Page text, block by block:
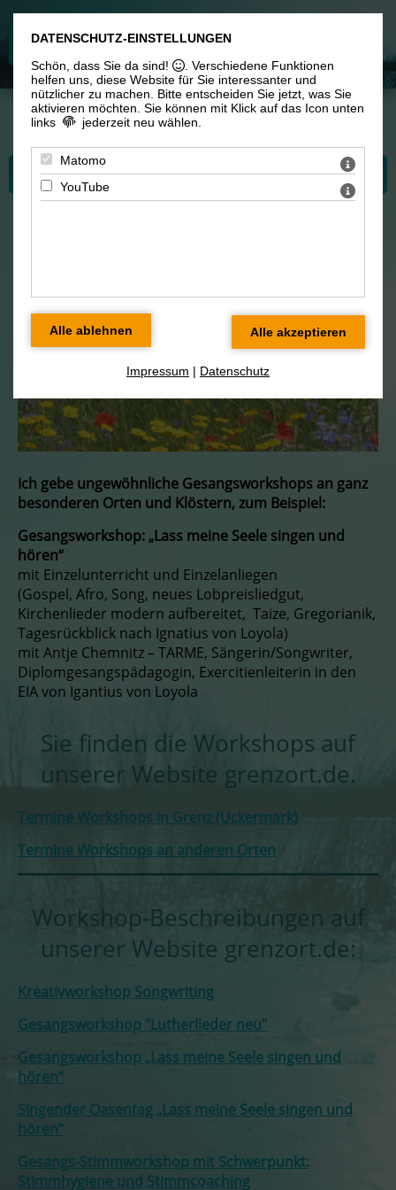
Sie sind hier: Workshops & Unterricht > Workshops
Bitte wählen Sie...
Ich gebe ungewöhnliche Gesangsworkshops an ganz
besonderen Orten und Klöstern, zum Beispiel:
Gesangsworkshop: „Lass meine Seele singen und
hören“
mit Einzelunterricht und Einzelanliegen
(Gospel, Afro, Song, neues Lobpreisliedgut,
Kirchenlieder modern aufbereitet, Taize, Gregorianik,
Tagesrückblick nach Ignatius von Loyola)
mit Antje Chemnitz – TARME, Sängerin/Songwriter,
Diplomgesangspädagogin, Exercitienleiterin in den
EIA von Igantius von Loyola
Sie finden die Workshops auf
unserer Website grenzort.de.
Termine Workshops in Grenz (Uckermark)
Termine Workshops an anderen Orten
Workshop-Beschreibungen auf
unserer Website grenzort.de:
Kreativworkshop Songwriting
Gesangsworkshop "Lutherlieder neu"
Gesangsworkshop „Lass meine Seele singen und
hören“
Singender Oasentag „Lass meine Seele singen und
hören“
Gesangs-Stimmworkshop mit Schwerpunkt:
Stimmhygiene und Stimmcoaching
DATENSCHUTZ-EINSTELLUNGEN
Schön, dass Sie da sind!
. Verschiedene Funktionen
helfen uns, diese Website für Sie interessanter und
nützlicher zu machen.
Bitte entscheiden Sie jetzt, was Sie
aktivieren möchten. Sie können mit Klick auf das Icon unten
links
jederzeit neu wählen.
Matomo
YouTube
Impressum | Datenschutz